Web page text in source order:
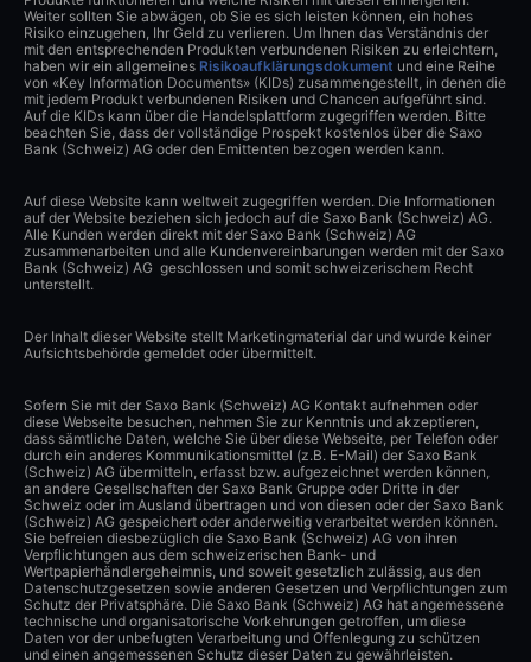
Weiter sollten Sie abwägen, ob Sie es sich leisten können, ein hohes
Risiko einzugehen, Ihr Geld zu verlieren. Um Ihnen das Verständnis der
mit den entsprechenden Produkten verbundenen Risiken zu erleichtern,
haben wir ein allgemeines Risikoaufklärungsdokument und eine Reihe
von «Key Information Documents» (KIDs) zusammengestellt, in denen die
mit jedem Produkt verbundenen Risiken und Chancen aufgeführt sind.
Auf die KIDs kann über die Handelsplattform zugegriffen werden. Bitte
beachten Sie, dass der vollständige Prospekt kostenlos über die Saxo
Bank (Schweiz) AG oder den Emittenten bezogen werden kann.
Auf diese Website kann weltweit zugegriffen werden. Die Informationen
auf der Website beziehen sich jedoch auf die Saxo Bank (Schweiz) AG.
Alle Kunden werden direkt mit der Saxo Bank (Schweiz) AG
zusammenarbeiten und alle Kundenvereinbarungen werden mit der Saxo
Bank (Schweiz) AG geschlossen und somit schweizerischem Recht
unterstellt.
Der Inhalt dieser Website stellt Marketingmaterial dar und wurde keiner
Aufsichtsbehörde gemeldet oder übermittelt.
Sofern Sie mit der Saxo Bank (Schweiz) AG Kontakt aufnehmen oder
diese Webseite besuchen, nehmen Sie zur Kenntnis und akzeptieren,
dass sämtliche Daten, welche Sie über diese Webseite, per Telefon oder
durch ein anderes Kommunikationsmittel (z.B. E-Mail) der Saxo Bank
(Schweiz) AG übermitteln, erfasst bzw. aufgezeichnet werden können,
an andere Gesellschaften der Saxo Bank Gruppe oder Dritte in der
Schweiz oder im Ausland übertragen und von diesen oder der Saxo Bank
(Schweiz) AG gespeichert oder anderweitig verarbeitet werden können.
Sie befreien diesbezüglich die Saxo Bank (Schweiz) AG von ihren
Verpflichtungen aus dem schweizerischen Bank- und
Wertpapierhändlergeheimnis, und soweit gesetzlich zulässig, aus den
Datenschutzgesetzen sowie anderen Gesetzen und Verpflichtungen zum
Schutz der Privatsphäre. Die Saxo Bank (Schweiz) AG hat angemessene
technische und organisatorische Vorkehrungen getroffen, um diese
Daten vor der unbefugten Verarbeitung und Offenlegung zu schützen
und einen angemessenen Schutz dieser Daten zu gewährleisten.